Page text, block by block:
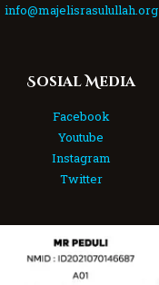
info@majelisrasulullah.org
Sosial Media
Facebook
Youtube
Instagram
Twitter